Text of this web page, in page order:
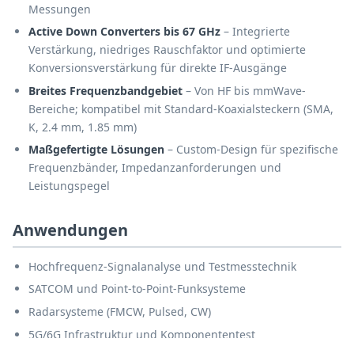
Messungen
Active Down Converters bis 67 GHz – Integrierte
Verstärkung, niedriges Rauschfaktor und optimierte
Konversionsverstärkung für direkte IF-Ausgänge
Breites Frequenzbandgebiet – Von HF bis mmWave-
Bereiche; kompatibel mit Standard-Koaxialsteckern (SMA,
K, 2.4 mm, 1.85 mm)
Maßgefertigte Lösungen – Custom-Design für spezifische
Frequenzbänder, Impedanzanforderungen und
Leistungspegel
Anwendungen
Hochfrequenz-Signalanalyse und Testmesstechnik
SATCOM und Point-to-Point-Funksysteme
Radarsysteme (FMCW, Pulsed, CW)
5G/6G Infrastruktur und Komponententest